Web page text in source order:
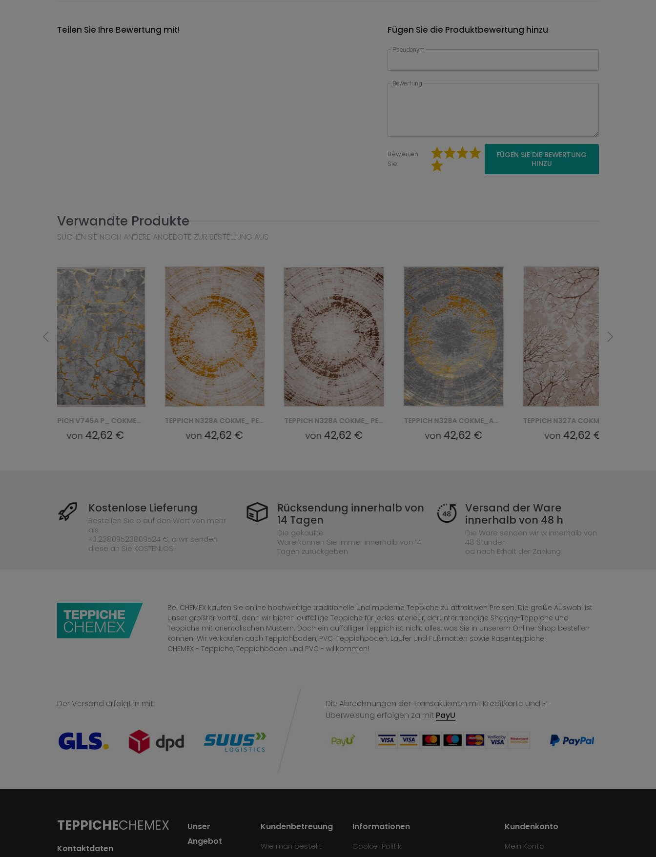
Teilen Sie Ihre Bewertung mit! Fügen Sie die Produktbewertung hinzu
Pseudonym
Bewertung
Bewerten
Sie:
FÜGEN SIE DIE BEWERTUNG
HINZU
Verwandte Produkte
SUCHEN SIE NOCH ANDERE ANGEBOTE ZUR BESTELLUNG AUS
von42,62 € von42,62 € von42,62 € von42,62 € von42,62 €
Kostenlose Lieferung
Bestellen Sie o auf den Wert von mehr
als
-0.23809523809524 €, a wir senden
diese an Sie KOSTENLOS!
Rücksendung innerhalb von
14 Tagen
Die gekaufte
Ware können Sie immer innerhalb von 14
Tagen zurückgeben
Versand der Ware
innerhalb von 48 h
Die Ware senden wir w innerhalb von
48 Stunden
od nach Erhalt der Zahlung
Bei CHEMEX kaufen Sie online hochwertige traditionelle und moderne Teppiche zu attraktiven Preisen. Die große Auswahl ist
unser größter Vorteil, denn wir bieten auffällige Teppiche für jedes Interieur, darunter trendige Shaggy-Teppiche und
Teppiche mit orientalischen Mustern. Doch ein auffälliger Teppich ist nicht alles, was Sie in unserem Online-Shop bestellen
können. Wir verkaufen auch Teppichböden, PVC-Teppichböden, Läufer und Fußmatten sowie Rasenteppiche.
CHEMEX - Teppiche, Teppichböden und PVC - willkommen!
Der Versand erfolgt in mit:
Die Abrechnungen der Transaktionen mit Kreditkarte und E-
Überweisung erfolgen za mit PayU
TEPPICHECHEMEX
Kontaktdaten
Unser
Angebot
Kundenbetreuung
Wie man bestellt
Informationen
Cookie-Politik
Kundenkonto
Mein Konto